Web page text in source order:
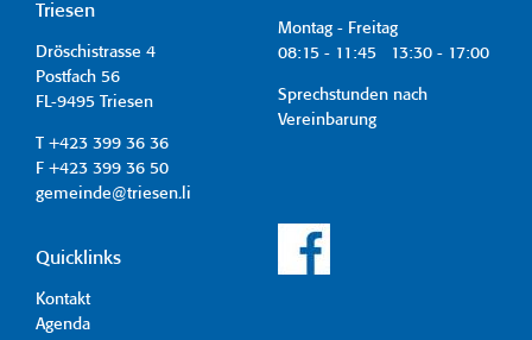
Triesen
Dröschistrasse 4
Postfach 56
FL-9495 Triesen
T +423 399 36 36
F +423 399 36 50
gemeinde@triesen.li
Montag - Freitag
08:15 - 11:45 13:30 - 17:00
Sprechstunden nach
Vereinbarung
Quicklinks
Kontakt
Agenda